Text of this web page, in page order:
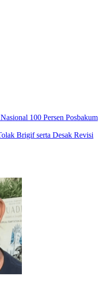
100 Persen Posbakum
Brigif serta Desak Revisi